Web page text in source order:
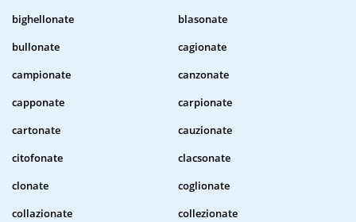
bighellonate
blasonate
bullonate
cagionate
campionate
canzonate
capponate
carpionate
cartonate
cauzionate
citofonate
clacsonate
clonate
coglionate
collazionate
collezionate